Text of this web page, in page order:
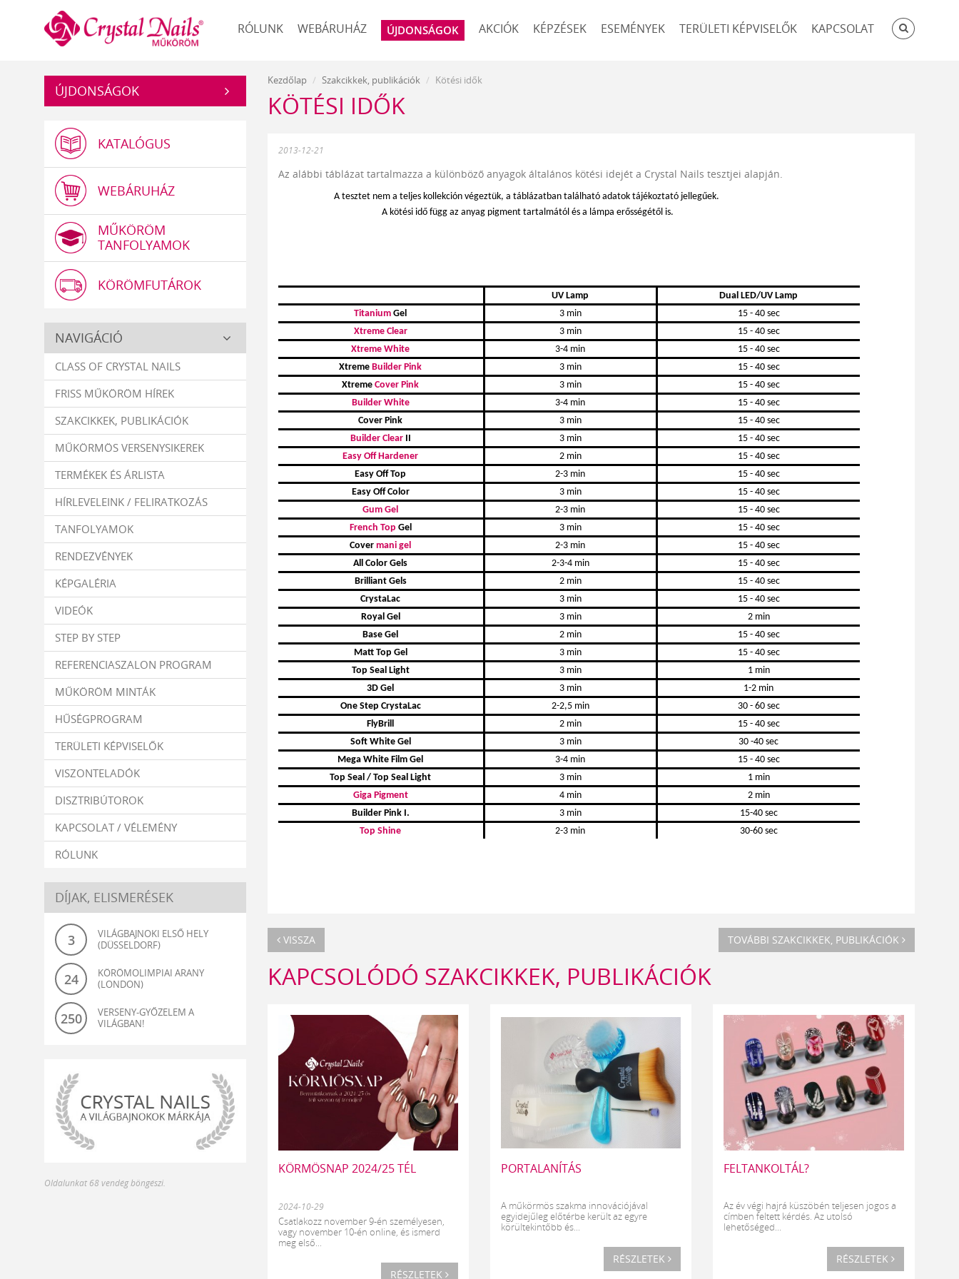
Műköröm RÓLUNK WEBÁRUHÁZ ÚJDONSÁGOK AKCIÓK KÉPZÉSEK ESEMÉNYEK TERÜLETI KÉPVISELŐK KAPCSOLAT
ÚJDONSÁGOK
KATALÓGUS
WEBÁRUHÁZ
MŰKÖRÖM
TANFOLYAMOK
KÖRÖMFUTÁROK
Crystal
Nails
NAVIGÁCIÓ
CLASS OF CRYSTAL NAILS
FRISS MŰKÖRÖM HÍREK
SZAKCIKKEK, PUBLIKÁCIÓK
MŰKÖRMÖS VERSENYSIKEREK
TERMÉKEK ÉS ÁRLISTA
HÍRLEVELEINK / FELIRATKOZÁS
TANFOLYAMOK
RENDEZVÉNYEK
KÉPGALÉRIA
VIDEÓK
STEP BY STEP
REFERENCIASZALON PROGRAM
MŰKÖRÖM MINTÁK
HŰSÉGPROGRAM
TERÜLETI KÉPVISELŐK
VISZONTELADÓK
DISZTRIBÚTOROK
KAPCSOLAT / VÉLEMÉNY
RÓLUNK
DÍJAK, ELISMERÉSEK
3
VILÁGBAJNOKI ELSŐ HELY
(DÜSSELDORF)
24
KÖRÖMOLIMPIAI ARANY
(LONDON)
250
VERSENY-GYŐZELEM A
VILÁGBAN!
és
Oldalunkat 68 vendég böngészi.
Kezdőlap Szakcikkek, publikációk Kötési idők
KÖTÉSI IDŐK
2013-12-21
Az alábbi táblázat tartalmazza a különböző anyagok általános kötési idejét a Crystal Nails tesztjei alapján.
A tesztet nem a teljes kollekción végeztük, a táblázatban található adatok tájékoztató jellegűek.
A kötési idő függ az anyag pigment tartalmától és a lámpa erősségétől is.
UV Lamp
Dual LED/UV Lamp
Titanium Gel 3 min
15 - 40 sec
Xtreme Clear
3 min
15 - 40 sec
Xtreme White
3-4 min
15 - 40 sec
Xtreme Builder Pink 3 min
15 - 40 sec
Xtreme Cover Pink 3 min
15 - 40 sec
Builder White
3-4 min
15 - 40 sec
Cover Pink
3 min
15 - 40 sec
Builder ClearII 3 min
15 - 40 sec
Easy Off Hardener 2 min
15 - 40 sec
Easy Off Top
2-3 min
15 - 40 sec
Easy Off Color
3 min
15 - 40 sec
Gum Gel
2-3 min
15 - 40 sec
French Top Gel 3 min
15 - 40 sec
Cover mani gel 2-3 min
15 - 40 sec
All Color Gels
2-3-4 min
15 - 40 sec
Brilliant Gels
2 min
15 - 40 sec
CrystaLac
3 min
15 - 40 sec
Royal Gel
3 min
2 min
Base Gel
2 min
15 - 40 sec
Matt Top Gel
3 min
15 - 40 sec
Top Seal Light
3 min
1 min
3D Gel
3 min
1-2 min
One Step CrystaLac
2-2,5 min
30 - 60 sec
FlyBrill
2 min
15 - 40 sec
Soft White Gel
3 min
30 -40 sec
Mega White Film Gel
3-4 min
15 - 40 sec
Top Seal / Top Seal Light
3 min
1 min
Giga Pigment
4 min
2 min
Builder Pink I.
3 min
15-40 sec
Top Shine
2-3 min 30-60 sec
VISSZA TOVÁBBI SZAKCIKKEK, PUBLIKÁCIÓK
KAPCSOLÓDÓ SZAKCIKKEK, PUBLIKÁCIÓK
KÖRMÖSNAP 2024/25 TÉL
2024-10-29
Csatlakozz november 9-én személyesen,
vagy november 10-én online, és ismerd
meg első...
RÉSZLETEK
PORTALANÍTÁS
A műkörmös szakma innovációjával
egyidejűleg előtérbe került az egyre
körültekintőbb és...
RÉSZLETEK
FELTANKOLTÁL?
Az év végi hajrá küszöbén teljesen jogos a
címben feltett kérdés. Az utolsó
lehetőséged...
RÉSZLETEK